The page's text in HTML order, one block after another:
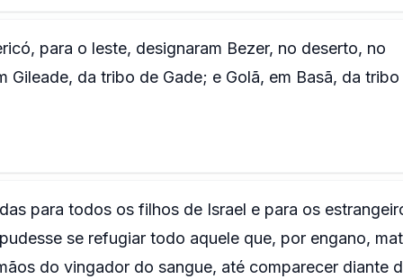
para o leste, designaram Bezer, no deserto, no
Gileade, da tribo de Gade; e Golã, em Basã, da
para todos os filhos de Israel e para os
se refugiar todo aquele que, por engano,
do vingador do sangue, até comparecer diante